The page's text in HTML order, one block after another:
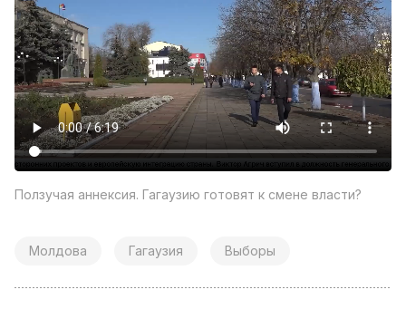
Ползучая аннексия. Гагаузию готовят к смене власти?
Молдова Гагаузия Выборы